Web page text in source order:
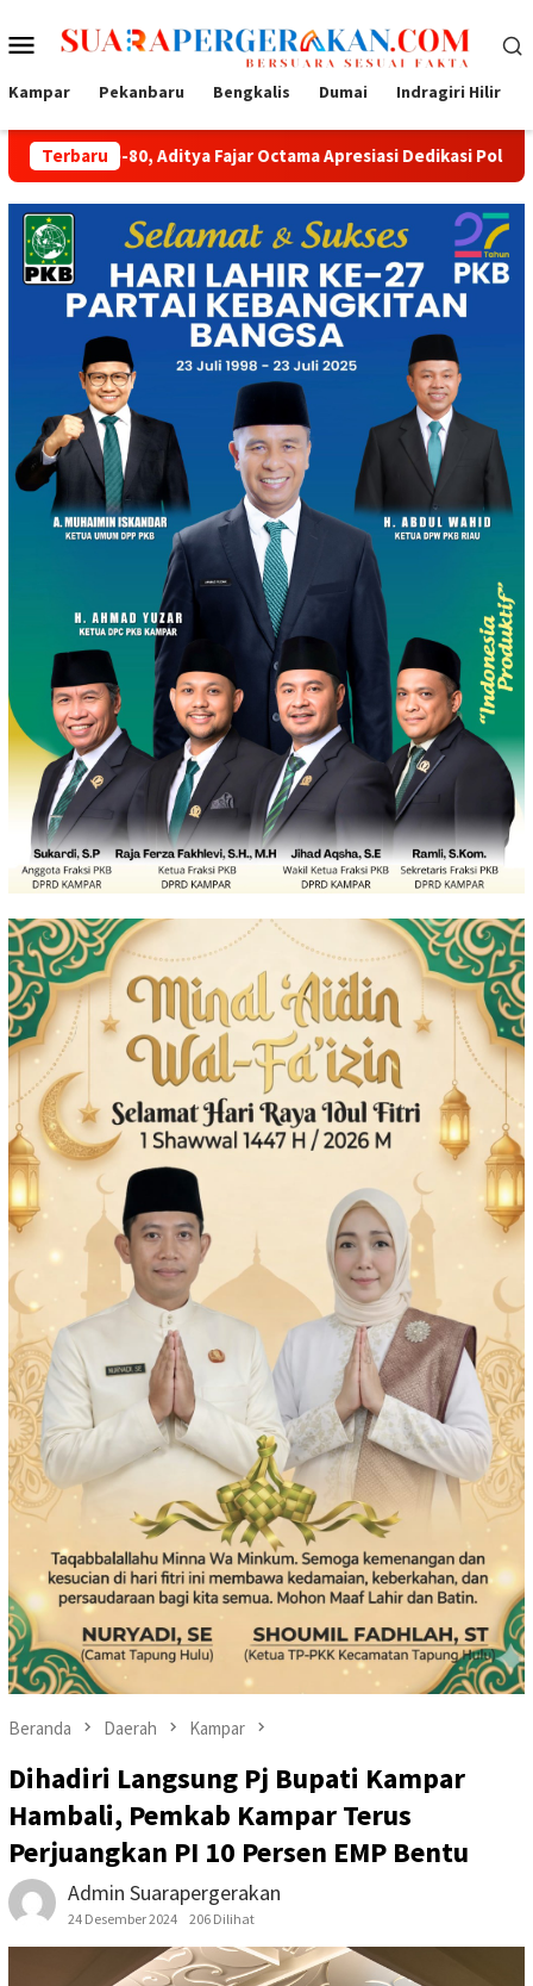
ke
Menu
Mobile
Kampar Pekanbaru Bengkalis Dumai Indragiri Hilir
Terbaru
Fajar Octama Apresiasi Dedikasi Polri untuk Masyarakat
Beranda Daerah Kampar
Dihadiri Langsung Pj Bupati Kampar
Hambali, Pemkab Kampar Terus
Perjuangkan PI 10 Persen EMP Bentu
Admin Suarapergerakan
24 Desember 2024 206 Dilihat